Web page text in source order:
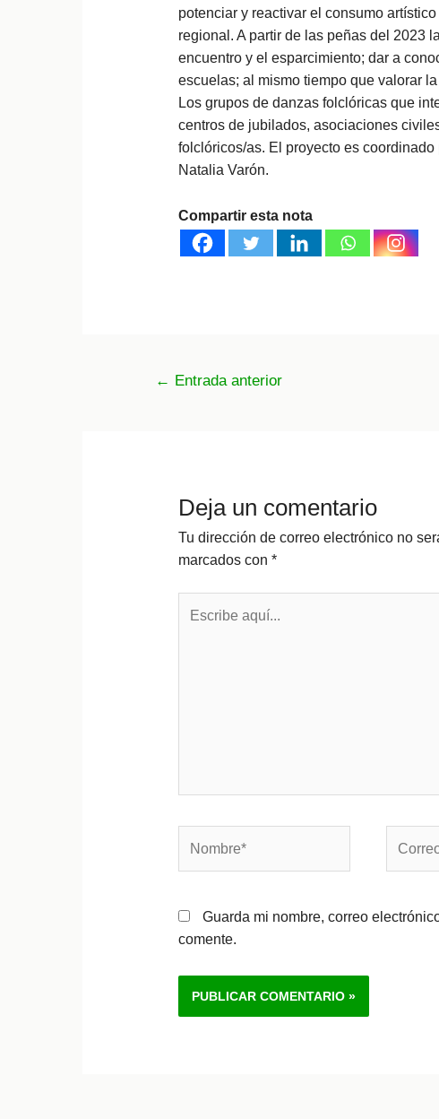
potenciar y reactivar el consumo
regional. A partir de las peñas del 2023
encuentro y el esparcimiento; dar a
escuelas; al mismo tiempo que valorar
Los grupos de danzas folclóricas que
centros de jubilados, asociaciones
folclóricos/as. El proyecto es
Natalia Varón.
Compartir esta nota
Navegación
← Entrada anterior
Deja un comentario
Tu dirección de correo electrónico no
marcados con *
aquí...
Guarda mi nombre, correo
comente.